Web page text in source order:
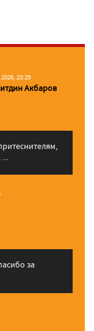
23:29
Акбаров
за